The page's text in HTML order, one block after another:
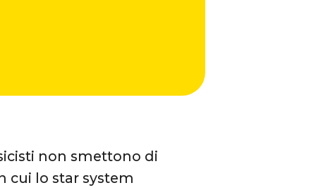
non smettono di
cui lo star system